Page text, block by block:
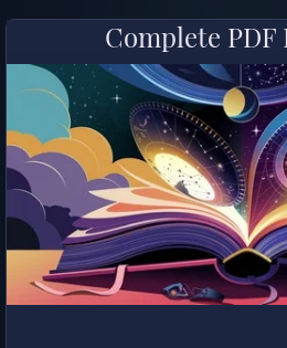
Complete PDF